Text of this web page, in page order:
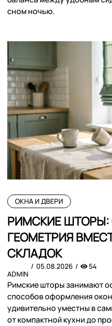
сном ночью.
ОКНА И ДВЕРИ
РИМСКИЕ
ГЕОМЕТРИЯ
СКЛАДОК
ADMIN
05.08.2026 54
Римские шторы занимают
способов оформления
удивительно уместны в
от компактной кухни до